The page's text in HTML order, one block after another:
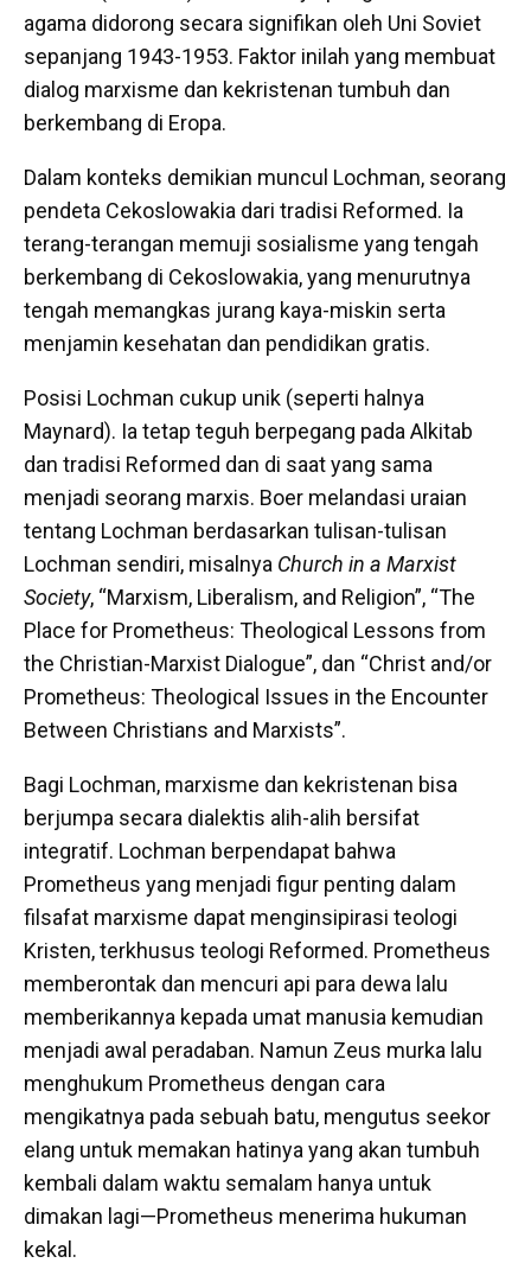
agama didorong secara signifikan oleh Uni Soviet
sepanjang 1943-1953. Faktor inilah yang membuat
dialog marxisme dan kekristenan tumbuh dan
berkembang di Eropa.
Dalam konteks demikian muncul Lochman, seorang
pendeta Cekoslowakia dari tradisi Reformed. Ia
terang-terangan memuji sosialisme yang tengah
berkembang di Cekoslowakia, yang menurutnya
tengah memangkas jurang kaya-miskin serta
menjamin kesehatan dan pendidikan gratis.
Posisi Lochman cukup unik (seperti halnya
Maynard). Ia tetap teguh berpegang pada Alkitab
dan tradisi Reformed dan di saat yang sama
menjadi seorang marxis. Boer melandasi uraian
tentang Lochman berdasarkan tulisan-tulisan
Lochman sendiri, misalnya Church in a Marxist
Society, “Marxism, Liberalism, and Religion”, “The
Place for Prometheus: Theological Lessons from
the Christian-Marxist Dialogue”, dan “Christ and/or
Prometheus: Theological Issues in the Encounter
Between Christians and Marxists”.
Bagi Lochman, marxisme dan kekristenan bisa
berjumpa secara dialektis alih-alih bersifat
integratif. Lochman berpendapat bahwa
Prometheus yang menjadi figur penting dalam
filsafat marxisme dapat menginsipirasi teologi
Kristen, terkhusus teologi Reformed. Prometheus
memberontak dan mencuri api para dewa lalu
memberikannya kepada umat manusia kemudian
menjadi awal peradaban. Namun Zeus murka lalu
menghukum Prometheus dengan cara
mengikatnya pada sebuah batu, mengutus seekor
elang untuk memakan hatinya yang akan tumbuh
kembali dalam waktu semalam hanya untuk
dimakan lagi—Prometheus menerima hukuman
kekal.